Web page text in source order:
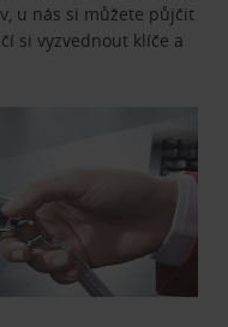
u nás si můžete půjčit
si vyzvednout klíče a